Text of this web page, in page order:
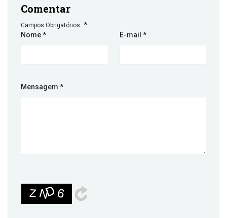
Comentar
Campos Obrigatórios. *
Nome* E-mail *
Mensagem *